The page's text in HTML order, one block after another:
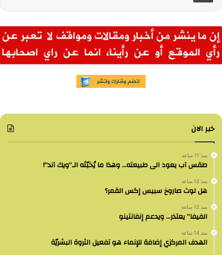
خبر الان
منذ 11 ساعة
طقس آب يعود الى طبيعته… وهذا ما يُخبّئه الـ”ويك آند”!
منذ 12 ساعة
هل لوث صاروخ سبيس إكس القمر؟
منذ 12 ساعة
الفيفا” يعتذر… ويدعم إنفانتينو
منذ 14 ساعة
الهدف المركزي إضافة للإنماء هو تفعيل الثروة البشريّة